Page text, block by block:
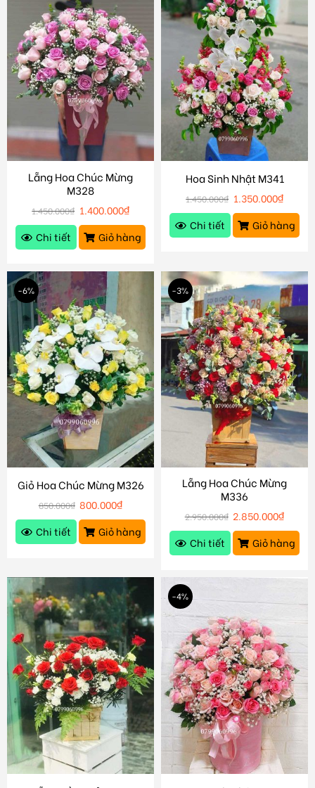
Lẵng Hoa Chúc Mừng
M328
1.450.000₫ 1.400.000₫
Chi tiết
Giỏ hàng
Hoa Sinh Nhật M341
1.450.000₫ 1.350.000₫
Chi tiết
Giỏ hàng
-6%
Giỏ Hoa Chúc Mừng M326
850.000₫ 800.000₫
Chi tiết
Giỏ hàng
-3%
Lẵng Hoa Chúc Mừng
M336
2.950.000₫ 2.850.000₫
Chi tiết
Giỏ hàng
-4%